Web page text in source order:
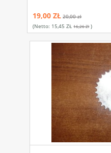
19,00 ZŁ 20,00 zł
(netto: 15,45 ZŁ 16,26 Zł)